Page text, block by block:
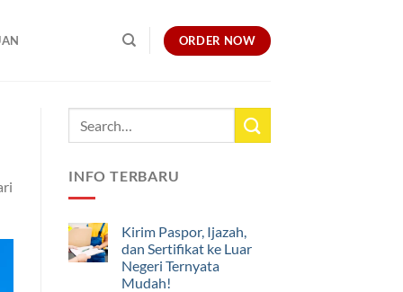
ORDER NOW
INFO TERBARU
Kirim Paspor, Ijazah,
dan Sertifikat ke Luar
Negeri Ternyata
Mudah!